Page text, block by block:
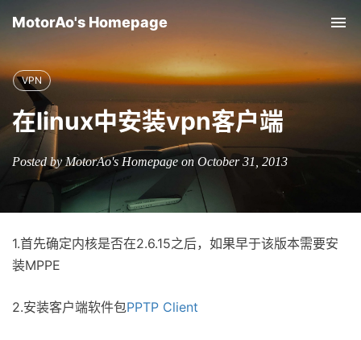
MotorAo's Homepage
VPN
在linux中安装vpn客户端
Posted by MotorAo's Homepage on October 31, 2013
1.首先确定内核是否在2.6.15之后，如果早于该版本需要安
装MPPE
2.安装客户端软件包PPTP Client